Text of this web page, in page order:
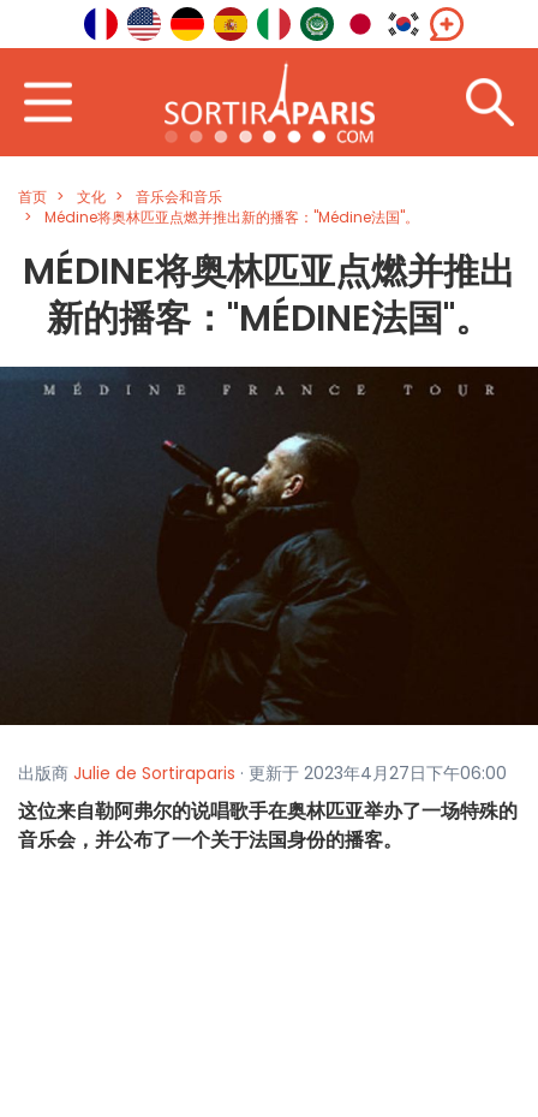
首页 文化
音乐会和音乐
Médine将奥林匹亚点燃并推出新的播客："Médine法国"。
MÉDINE将奥林匹亚点燃并推出
新的播客："MÉDINE法国"。
出版商 Julie de Sortiraparis · 更新于 2023年4月27日下午06:00
这位来自勒阿弗尔的说唱歌手在奥林匹亚举办了一场特殊的
音乐会，并公布了一个关于法国身份的播客。